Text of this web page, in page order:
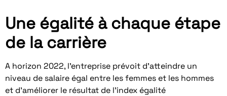
Une égalité à chaque étape
de la carrière
A horizon 2022, l’entreprise prévoit d’atteindre un
niveau de salaire égal entre les femmes et les hommes
et d’améliorer le résultat de l’index égalité